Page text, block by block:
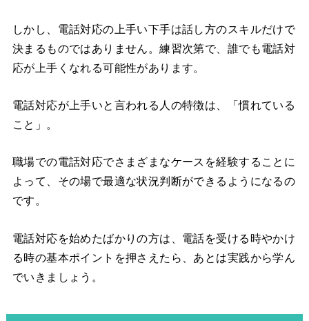
しかし、電話対応の上手い下手は話し方のスキルだけで
決まるものではありません。練習次第で、誰でも電話対
応が上手くなれる可能性があります。
電話対応が上手いと言われる人の特徴は、「慣れている
こと」。
職場での電話対応でさまざまなケースを経験することに
よって、その場で最適な状況判断ができるようになるの
です。
電話対応を始めたばかりの方は、電話を受ける時やかけ
る時の基本ポイントを押さえたら、あとは実践から学ん
でいきましょう。